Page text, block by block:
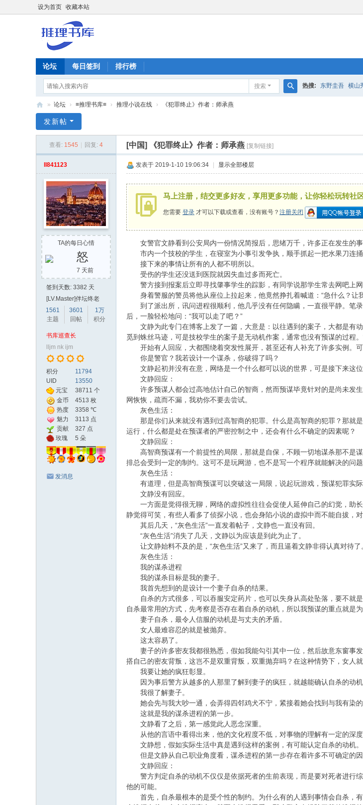
设为首页 收藏本站
论坛 每日签到 排行榜
搜索 热搜: 东野圭吾 横山
理
» 论坛 › ≡推理书库≡ › 推理小说在线 › 《犯罪终止》作者：师承燕
发新帖
查看: 1545 回复: 4 [中国] 《犯罪终止》作者：师承燕 [复制链接]
ll841123
TA的每日心情
怒
7 天前
签到天数: 3382 天
[LV.Master]伴坛终老
1561
主题
3601
回帖
1万
积分
书库巡查长
lljm nk ijm
积分
11794
UID
13550
元宝
38711 个
金币
4513 枚
热度
3358 ℃
魅力
3113 点
贡献
值
327 点
玫瑰
5 朵
发消息
发表于 2019-1-10 19:06:34 显示全部楼层
马上注册，结交更多好友，享用更多功能，让你轻松玩转社区
您需要 登录 才可以下载或查看，没有账号？ 注册关闭
女警官文静看到公安局内一份情况简报后，思绪万千，许多正在发生的事
市内一个技校的学生，在寝室为小事引发争执，顺手抓起一把水果刀连捅
接下来的事情让所有的人都不明所以。
受伤的学生还没送到医院就因失血过多而死亡。
警方接到报案后立即寻找肇事学生的踪影，有同学说那学生常去网吧上网
身着警服的警员将他从座位上拉起来，他竟然挣扎着喊道：“急什么？让
到了派出所，讯问进程很顺利，他几乎没有任何隐瞒，一直很平静。笔
后，一脸轻松地问：“我可以走了吧？”
文静为此专门在博客上发了一篇，大意是：以往遇到的案子，大都是有
觅到蛛丝马迹，可是技校学生的案子是无动机作案，通常也没有预谋的过程
开始有人回应，大都围绕着突发性展开，甚至还有人补充了许多实例。可
你是警官？我若设计一个谋杀，你破得了吗？
文静起初并没有在意，网络是一个什么都可以说的世界，可是接下来这位
文静回应：
许多预谋人都会过高地估计自己的智商，然而预谋毕竟针对的是尚未发
网恢恢，疏而不漏，我劝你不要去尝试。
灰色生活：
那是你们从来就没有遇到过高智商的犯罪。什么是高智商的犯罪？那就
运行，什么都是处在预谋者的严密控制之中，还会有什么不确定的因素呢？
文静回应：
高智商预谋有一个前提性的局限，那就是自保，不顾一切地谋杀那不是
排总会受到一定的制约。这可不是玩网游，也不是写一个程序就能解决的问题
灰色生活：
有道理，但是高智商预谋可以突破这一局限，说起玩游戏，预谋犯罪实际
文静没有回应。
一方面是觉得很无聊，网络的虚拟性往往会促使人延伸自己的幻觉，助
静觉得可笑，有些人看多了侦探小说，也会身陷小说的虚拟中而不能自拔，
其后几天，“灰色生活”一直发着帖子，文静也一直没有回。
“灰色生活”消失了几天，文静以为应该是到此为止了。
让文静始料不及的是，“灰色生活”又来了，而且逼着文静非得认真对待了
灰色生活：
我的谋杀进程
我的谋杀目标是我的妻子。
我首先想到的是设计一个妻子自杀的结果。
自杀的方式很多，可以吞服安定药片，也可以失身从高处坠落，要不就
自杀最常用的方式，先考察是否存在着自杀的动机，所以我预谋的重点就是
妻子自杀，最令人信服的动机是与丈夫的矛盾。
女人最难容忍的就是被抛弃。
这太容易了。
妻子的许多密友我都很熟悉，假如我能勾引其中一位，然后故意东窗事
搭自己的密友背叛，这岂不是双重背叛，双重抛弃吗？在这种情势下，女人
我要让她的疯狂彰显。
因为事后警方从越多的人那里了解到妻子的疯狂，就越能确认自杀的动机
我很了解妻子。
她会先与我大吵一通，会弄得四邻鸡犬不宁，紧接着她会找到与我有染的
这就是我的谋杀进程的第一步。
文静看了之后，第一感觉此人恶念深重。
从他的言语中看得出来，他的文化程度不低，对事物的理解有一定的深度
文静想，假如实际生活中真是遇到这样的案例，有可能认定自杀的动机。
但是文静从自己职业角度看，谋杀进程的第一步存在着许多不可确定的因
文静回应：
警方判定自杀的动机不仅仅是依据死者的生前表现，而是要对死者进行
他的可能。
首先，自杀最根本的是受个性的制约。为什么有的人遇到事情会自杀，